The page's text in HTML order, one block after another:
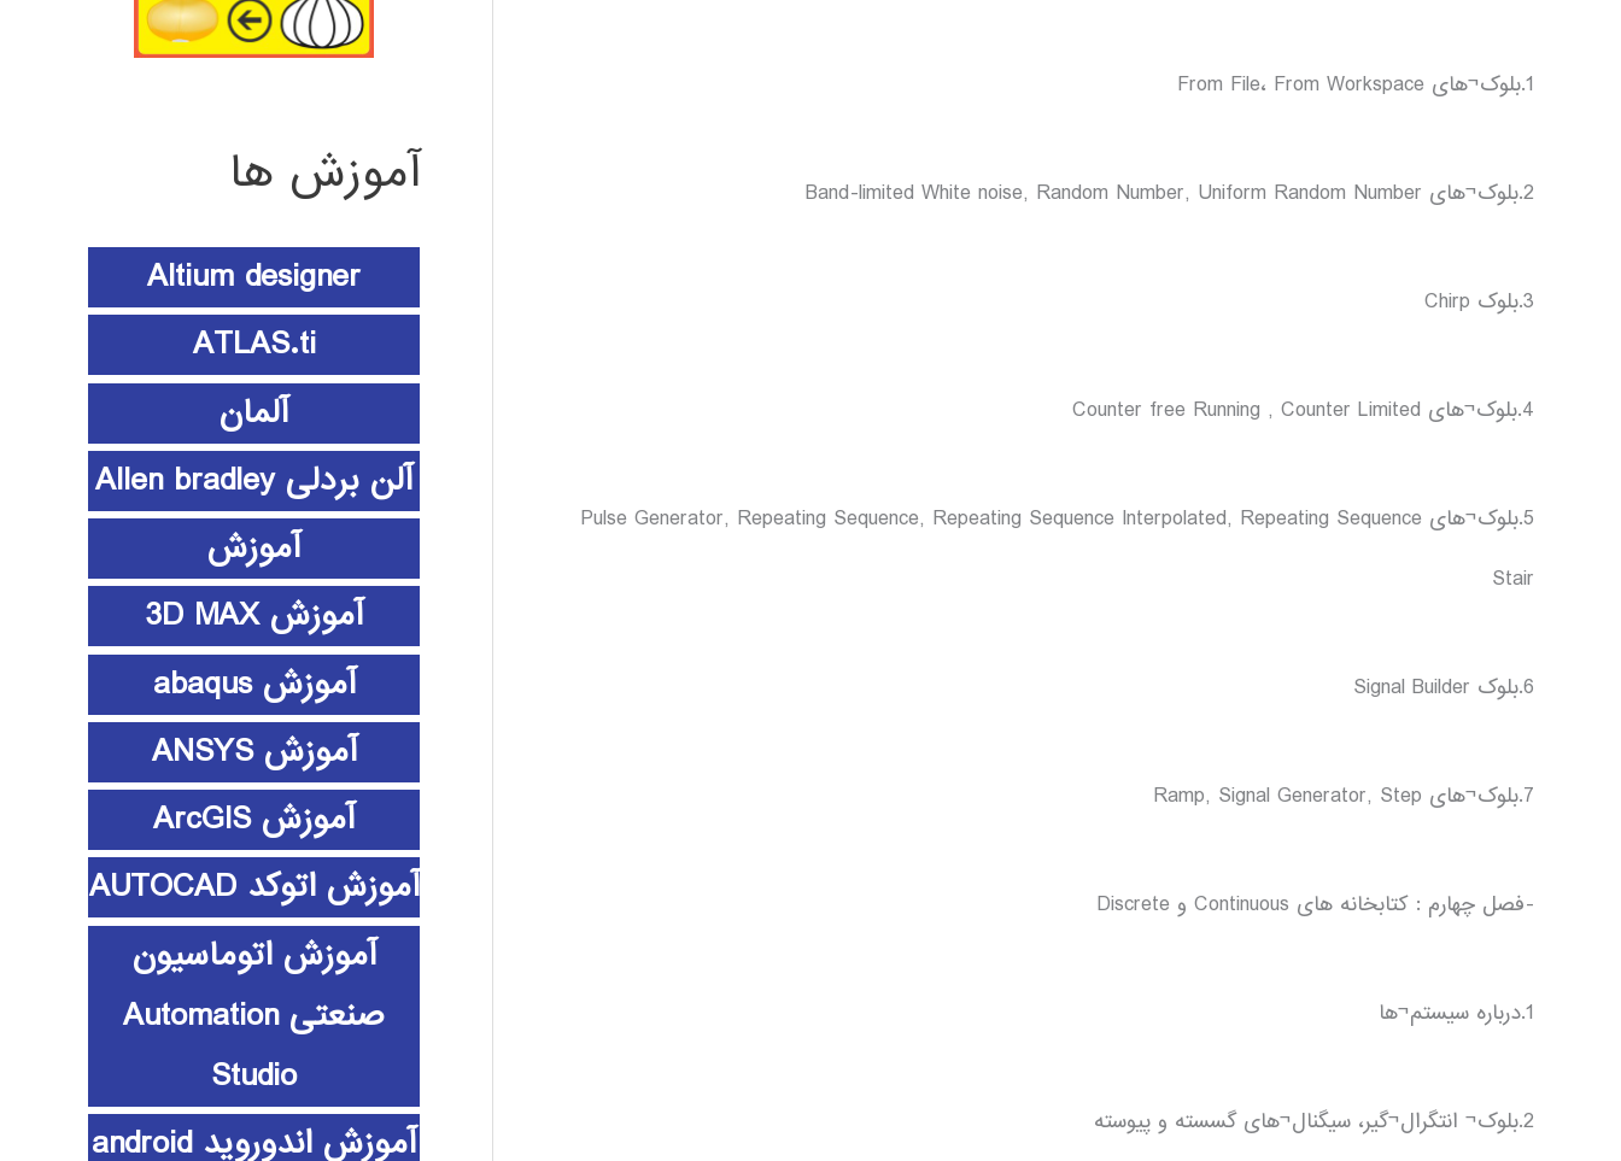
1.بلوک¬های From File، From Workspace
2.بلوک¬های Band-limited White noise, Random Number, Uniform Random Number
3.بلوک Chirp
4.بلوک¬های Counter free Running , Counter Limited
5.بلوک¬های Pulse Generator, Repeating Sequence, Repeating Sequence Interpolated, Repeating Sequence
Stair
6.بلوک Signal Builder
7.بلوک¬های Ramp, Signal Generator, Step
-فصل چهارم : کتابخانه های Continuous و Discrete
1.درباره سیستم¬ها
2.بلوک¬ انتگرال¬گیر، سیگنال¬های گسسته و پیوسته
آموزش ها
Altium designer
ATLAS.ti
آلمان
آلن بردلی Allen bradley
آموزش
آموزش 3D MAX
آموزش abaqus
آموزش ANSYS
آموزش ArcGIS
آموزش اتوکد AUTOCAD
آموزش اتوماسیون
صنعتی Automation
Studio
آموزش اندوروید android